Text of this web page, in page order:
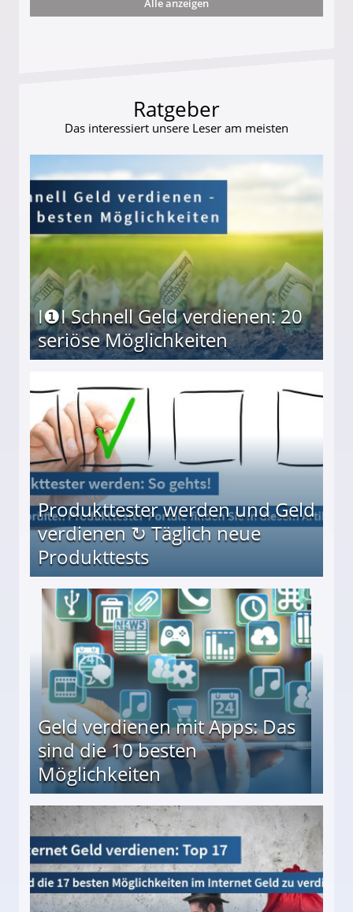
und wie viel?
Alle anzeigen
Ratgeber
Das interessiert unsere Leser am meisten
I❶I Schnell Geld verdienen: 20
seriöse Möglichkeiten
Produkttester werden und Geld
verdienen ↻ Täglich neue
Produkttests
↻ Täglich neue Produkttests
Geld verdienen mit Apps: Das
sind die 10 besten
Möglichkeiten
besten Möglichkeiten